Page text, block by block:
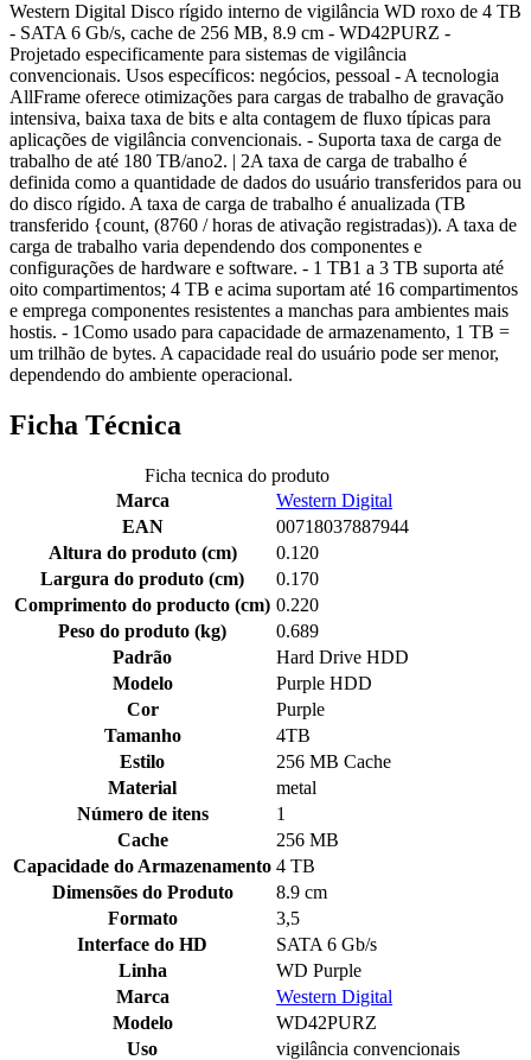
Western Digital Disco rígido interno de vigilância WD roxo de 4 TB
- SATA 6 Gb/s, cache de 256 MB, 8.9 cm - WD42PURZ -
Projetado especificamente para sistemas de vigilância
convencionais. Usos específicos: negócios, pessoal - A tecnologia
AllFrame oferece otimizações para cargas de trabalho de gravação
intensiva, baixa taxa de bits e alta contagem de fluxo típicas para
aplicações de vigilância convencionais. - Suporta taxa de carga de
trabalho de até 180 TB/ano2. | 2A taxa de carga de trabalho é
definida como a quantidade de dados do usuário transferidos para ou
do disco rígido. A taxa de carga de trabalho é anualizada (TB
transferido {count, (8760 / horas de ativação registradas)). A taxa de
carga de trabalho varia dependendo dos componentes e
configurações de hardware e software. - 1 TB1 a 3 TB suporta até
oito compartimentos; 4 TB e acima suportam até 16 compartimentos
e emprega componentes resistentes a manchas para ambientes mais
hostis. - 1Como usado para capacidade de armazenamento, 1 TB =
um trilhão de bytes. A capacidade real do usuário pode ser menor,
dependendo do ambiente operacional.
Ficha Técnica
Ficha tecnica do produto
Marca
Western Digital
EAN
00718037887944
Altura do produto (cm)
0.120
Largura do produto (cm)
0.170
Comprimento do producto (cm) 0.220
Peso do produto (kg)
0.689
Padrão
Hard Drive HDD
Modelo
Purple HDD
Cor
Purple
Tamanho
4TB
Estilo
256 MB Cache
Material
metal
Número de itens
1
Cache
256 MB
Capacidade do Armazenamento 4 TB
Dimensões do Produto
8.9 cm
Formato
3,5
Interface do HD
SATA 6 Gb/s
Linha
WD Purple
Marca
Western Digital
Modelo
WD42PURZ
Uso
vigilância convencionais